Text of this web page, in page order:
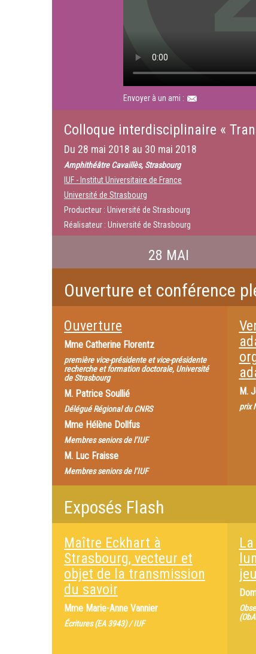
Envoyer à un ami :
Colloque interdisciplinaire «
Du 28 mai 2018 au 30 mai 2018
Amphithéâtre Cavaillès, Strasbourg
IUF - Institut Universitaire de France
Université de Strasbourg
Producteur : Université de Strasbourg
Réalisateur : Université de Strasbourg
28 MAI
Ouverture et conférence
Ouverture
Mme Catherine Florentz
première vice-présidente et vice-présidente
recherche et formation doctorale, Université
de Strasbourg
M. Patrice Soullié
Délégué Régional du CNRS
Mme Hélène Dollfus
Membres seniors de l’IUF
M. Luc Fraisse
Membres seniors de l’IUF
M.
prix
Exposés Flash
Maître Eckhart à
Strasbourg, vecteur et
objet de la transmission
du savoir
Mme Marie-Anne Vannier
Écritures (EA 3943) / IUF